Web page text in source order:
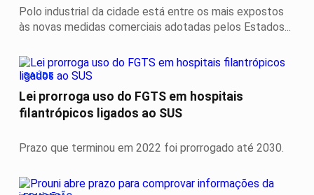
Polo industrial da cidade está entre os mais expostos
às novas medidas comerciais adotadas pelos Estados...
SAÚDE
Lei prorroga uso do FGTS em hospitais
filantrópicos ligados ao SUS
Prazo que terminou em 2022 foi prorrogado até 2030.